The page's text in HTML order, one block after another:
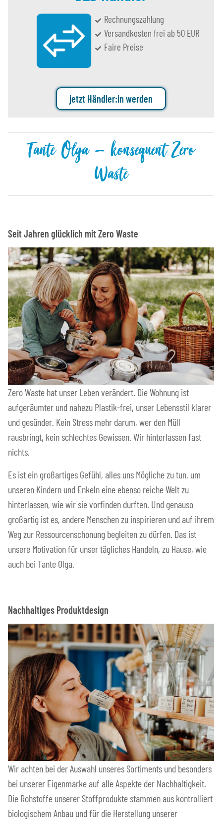
Rechnungszahlung
Versandkosten frei ab 50 EUR
Faire Preise
jetzt Händler:in werden
Tante Olga – konsequent Zero
Waste
Seit Jahren glücklich mit Zero Waste
Zero Waste hat unser Leben verändert. Die Wohnung ist
aufgeräumter und nahezu Plastik-frei, unser Lebensstil klarer
und gesünder. Kein Stress mehr darum, wer den Müll
rausbringt, kein schlechtes Gewissen. Wir hinterlassen fast
nichts.
Es ist ein großartiges Gefühl, alles uns Mögliche zu tun, um
unseren Kindern und Enkeln eine ebenso reiche Welt zu
hinterlassen, wie wir sie vorfinden durften. Und genauso
großartig ist es, andere Menschen zu inspirieren und auf ihrem
Weg zur Ressourcenschonung begleiten zu dürfen. Das ist
unsere Motivation für unser tägliches Handeln, zu Hause, wie
auch bei Tante Olga.
Nachhaltiges Produktdesign
Wir achten bei der Auswahl unseres Sortiments und besonders
bei unserer Eigenmarke auf alle Aspekte der Nachhaltigkeit.
Die Rohstoffe unserer Stoffprodukte stammen aus kontrolliert
biologischem Anbau und für die Herstellung unserer